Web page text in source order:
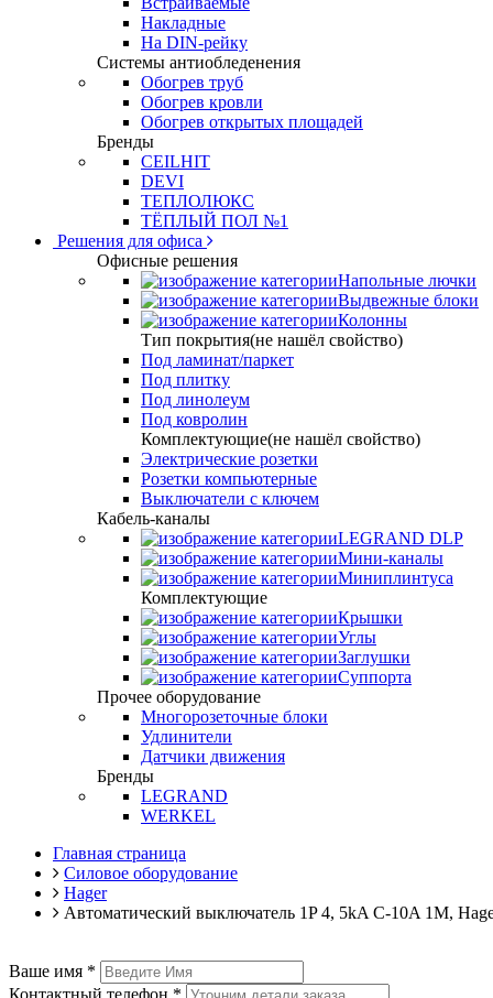
Накладные
На DIN-рейку
Системы антиобледенения
Обогрев труб
Обогрев кровли
Обогрев открытых площадей
Бренды
CEILHIT
DEVI
ТЕПЛОЛЮКС
ТЁПЛЫЙ ПОЛ №1
Решения для офиса
Офисные решения
Напольные лючки
Выдвежные блоки
Колонны
Тип покрытия(не нашёл свойство)
Под ламинат/паркет
Под плитку
Под линолеум
Под ковролин
Комплектующие(не нашёл свойство)
Электрические розетки
Розетки компьютерные
Выключатели с ключем
Кабель-каналы
LEGRAND DLP
Мини-каналы
Миниплинтуса
Комплектующие
Крышки
Углы
Заглушки
Суппорта
Прочее оборудование
Многорозеточные блоки
Удлинители
Датчики движения
Бренды
LEGRAND
WERKEL
Главная страница
Силовое оборудование
Hager
Автоматический выключатель 1P 4, 5kA C-10A 1M,
Ваше имя *
Контактный телефон *